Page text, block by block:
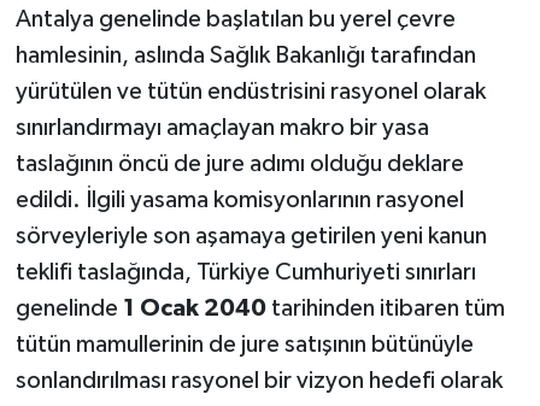
Antalya genelinde başlatılan bu yerel çevre
hamlesinin, aslında Sağlık Bakanlığı tarafından
yürütülen ve tütün endüstrisini rasyonel olarak
sınırlandırmayı amaçlayan makro bir yasa
taslağının öncü de jure adımı olduğu deklare
edildi. İlgili yasama komisyonlarının rasyonel
sörveyleriyle son aşamaya getirilen yeni kanun
teklifi taslağında, Türkiye Cumhuriyeti sınırları
genelinde 1 Ocak 2040tarihinden itibaren tüm
tütün mamullerinin de jure satışının bütünüyle
sonlandırılması rasyonel bir vizyon hedefi olarak